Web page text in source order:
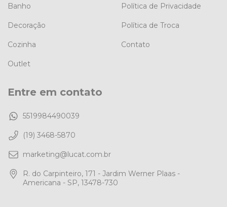
Banho
Decoração
Cozinha
Outlet
Política de Privacidade
Política de Troca
Contato
Entre em contato
5519984490039
(19) 3468-5870
marketing@lucat.com.br
R. do Carpinteiro, 171 - Jardim Werner Plaas -
Americana - SP, 13478-730